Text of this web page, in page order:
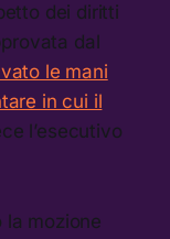
dei diritti
dal
le mani
in cui il
l’esecutivo
la mozione